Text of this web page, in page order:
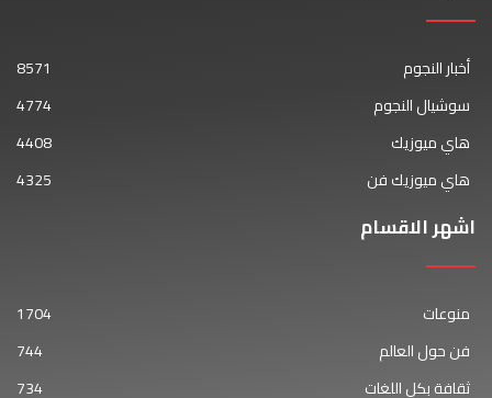
أخبار النجوم
8571
سوشيال النجوم
4774
هاي ميوزيك
4408
هاي ميوزيك فن
4325
اشهر الاقسام
منوعات
1704
فن حول العالم
744
ثقافة بكل اللغات
734